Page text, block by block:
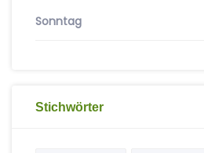
Sonntag
Stichwörter